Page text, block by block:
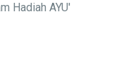
Hadiah AYU'